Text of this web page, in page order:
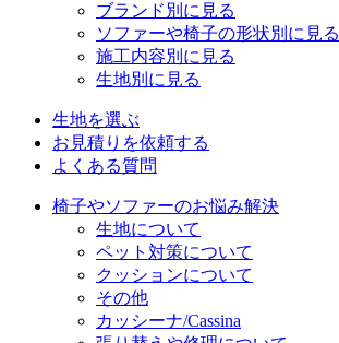
ブランド別に見る
ソファーや椅子の形状別に見る
施工内容別に見る
生地別に見る
生地を選ぶ
お見積りを依頼する
よくある質問
椅子やソファーのお悩み解決
生地について
ペット対策について
クッションについて
その他
カッシーナ/Cassina